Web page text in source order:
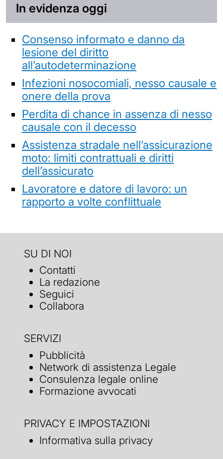
In evidenza oggi
Consenso informato e danno da
lesione del diritto
all’autodeterminazione
Infezioni nosocomiali, nesso causale e
onere della prova
Perdita di chance in assenza di nesso
causale con il decesso
Assistenza stradale nell’assicurazione
moto: limiti contrattuali e diritti
dell’assicurato
Lavoratore e datore di lavoro: un
rapporto a volte conflittuale
SU DI NOI
Contatti
La redazione
Seguici
Collabora
SERVIZI
Pubblicità
Network di assistenza Legale
Consulenza legale online
Formazione avvocati
PRIVACY E IMPOSTAZIONI
Informativa sulla privacy